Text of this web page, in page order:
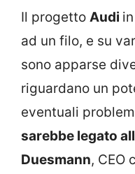
Il progetto Audi
ad un filo, e su
sono apparse
riguardano un
eventuali
sarebbe legato
Duesmann, CEO